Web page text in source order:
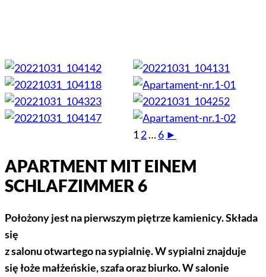
12…6 ►
APARTMENT MIT EINEM
SCHLAFZIMMER 6
Położony jest na pierwszym piętrze kamienicy. Składa
się
z salonu otwartego na sypialnię. W sypialni znajduje
się łoże małżeńskie, szafa oraz biurko. W salonie